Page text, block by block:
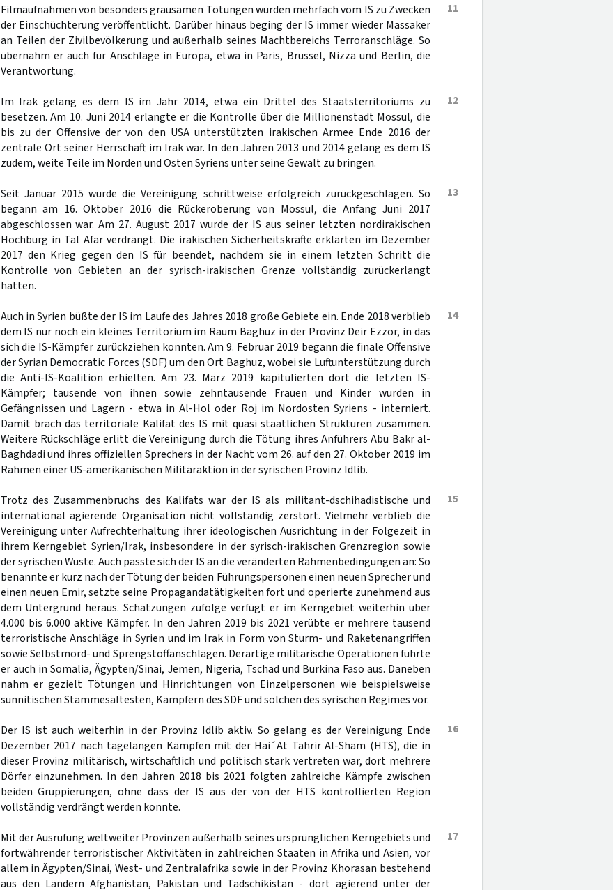
11
Filmaufnahmen von besonders grausamen Tötungen wurden mehrfach vom IS zu Zwecken
der Einschüchterung veröffentlicht. Darüber hinaus beging der IS immer wieder Massaker
an Teilen der Zivilbevölkerung und außerhalb seines Machtbereichs Terroranschläge. So
übernahm er auch für Anschläge in Europa, etwa in Paris, Brüssel, Nizza und Berlin, die
Verantwortung.
12
Im Irak gelang es dem IS im Jahr 2014, etwa ein Drittel des Staatsterritoriums zu
besetzen. Am 10. Juni 2014 erlangte er die Kontrolle über die Millionenstadt Mossul, die
bis zu der Offensive der von den USA unterstützten irakischen Armee Ende 2016 der
zentrale Ort seiner Herrschaft im Irak war. In den Jahren 2013 und 2014 gelang es dem IS
zudem, weite Teile im Norden und Osten Syriens unter seine Gewalt zu bringen.
13
Seit Januar 2015 wurde die Vereinigung schrittweise erfolgreich zurückgeschlagen. So
begann am 16. Oktober 2016 die Rückeroberung von Mossul, die Anfang Juni 2017
abgeschlossen war. Am 27. August 2017 wurde der IS aus seiner letzten nordirakischen
Hochburg in Tal Afar verdrängt. Die irakischen Sicherheitskräfte erklärten im Dezember
2017 den Krieg gegen den IS für beendet, nachdem sie in einem letzten Schritt die
Kontrolle von Gebieten an der syrisch-irakischen Grenze vollständig zurückerlangt
hatten.
14
Auch in Syrien büßte der IS im Laufe des Jahres 2018 große Gebiete ein. Ende 2018 verblieb
dem IS nur noch ein kleines Territorium im Raum Baghuz in der Provinz Deir Ezzor, in das
sich die IS-Kämpfer zurückziehen konnten. Am 9. Februar 2019 begann die finale Offensive
der Syrian Democratic Forces (SDF) um den Ort Baghuz, wobei sie Luftunterstützung durch
die Anti-IS-Koalition erhielten. Am 23. März 2019 kapitulierten dort die letzten IS-
Kämpfer; tausende von ihnen sowie zehntausende Frauen und Kinder wurden in
Gefängnissen und Lagern - etwa in Al-Hol oder Roj im Nordosten Syriens - interniert.
Damit brach das territoriale Kalifat des IS mit quasi staatlichen Strukturen zusammen.
Weitere Rückschläge erlitt die Vereinigung durch die Tötung ihres Anführers Abu Bakr al-
Baghdadi und ihres offiziellen Sprechers in der Nacht vom 26. auf den 27. Oktober 2019 im
Rahmen einer US-amerikanischen Militäraktion in der syrischen Provinz Idlib.
15
Trotz des Zusammenbruchs des Kalifats war der IS als militant-dschihadistische und
international agierende Organisation nicht vollständig zerstört. Vielmehr verblieb die
Vereinigung unter Aufrechterhaltung ihrer ideologischen Ausrichtung in der Folgezeit in
ihrem Kerngebiet Syrien/Irak, insbesondere in der syrisch-irakischen Grenzregion sowie
der syrischen Wüste. Auch passte sich der IS an die veränderten Rahmenbedingungen an: So
benannte er kurz nach der Tötung der beiden Führungspersonen einen neuen Sprecher und
einen neuen Emir, setzte seine Propagandatätigkeiten fort und operierte zunehmend aus
dem Untergrund heraus. Schätzungen zufolge verfügt er im Kerngebiet weiterhin über
4.000 bis 6.000 aktive Kämpfer. In den Jahren 2019 bis 2021 verübte er mehrere tausend
terroristische Anschläge in Syrien und im Irak in Form von Sturm- und Raketenangriffen
sowie Selbstmord- und Sprengstoffanschlägen. Derartige militärische Operationen führte
er auch in Somalia, Ägypten/Sinai, Jemen, Nigeria, Tschad und Burkina Faso aus. Daneben
nahm er gezielt Tötungen und Hinrichtungen von Einzelpersonen wie beispielsweise
sunnitischen Stammesältesten, Kämpfern des SDF und solchen des syrischen Regimes vor.
16
Der IS ist auch weiterhin in der Provinz Idlib aktiv. So gelang es der Vereinigung Ende
Dezember 2017 nach tagelangen Kämpfen mit der Hai´At Tahrir Al-Sham (HTS), die in
dieser Provinz militärisch, wirtschaftlich und politisch stark vertreten war, dort mehrere
Dörfer einzunehmen. In den Jahren 2018 bis 2021 folgten zahlreiche Kämpfe zwischen
beiden Gruppierungen, ohne dass der IS aus der von der HTS kontrollierten Region
vollständig verdrängt werden konnte.
17
Mit der Ausrufung weltweiter Provinzen außerhalb seines ursprünglichen Kerngebiets und
fortwährender terroristischer Aktivitäten in zahlreichen Staaten in Afrika und Asien, vor
allem in Ägypten/Sinai, West- und Zentralafrika sowie in der Provinz Khorasan bestehend
aus den Ländern Afghanistan, Pakistan und Tadschikistan - dort agierend unter der